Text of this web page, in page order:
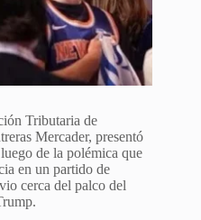
Tributaria de
Mercader, presentó
de la polémica que
en un partido de
cerca del palco del